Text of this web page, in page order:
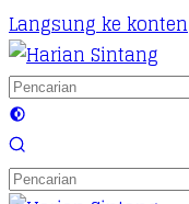
Langsung ke konten